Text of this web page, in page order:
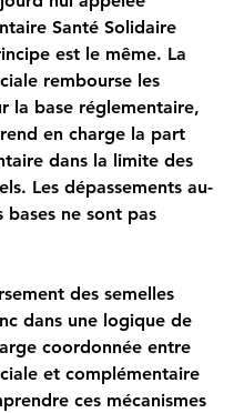
Santé Solidaire
est le même. La
rembourse les
la base réglementaire,
en charge la part
dans la limite des
Les dépassements au-
bases ne sont pas
des semelles
dans une logique de
coordonnée entre
et complémentaire
ces mécanismes